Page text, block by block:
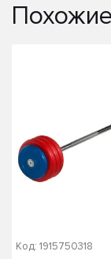
Код: 1915750318